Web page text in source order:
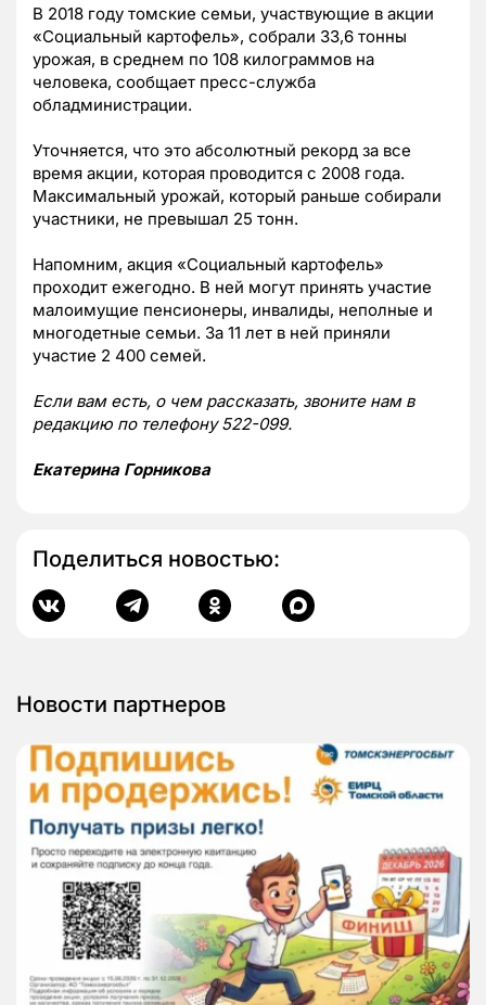
В 2018 году томские семьи, участвующие в акции
«Социальный картофель», собрали 33,6 тонны
урожая, в среднем по 108 килограммов на
человека, сообщает пресс-служба
обладминистрации.
Уточняется, что это абсолютный рекорд за все
время акции, которая проводится с 2008 года.
Максимальный урожай, который раньше собирали
участники, не превышал 25 тонн.
Напомним, акция «Социальный картофель»
проходит ежегодно. В ней могут принять участие
малоимущие пенсионеры, инвалиды, неполные и
многодетные семьи. За 11 лет в ней приняли
участие 2 400 семей.
Если вам есть, о чем рассказать, звоните нам в
редакцию по телефону 522-099.
Екатерина Горникова
Поделиться новостью:
Новости партнеров